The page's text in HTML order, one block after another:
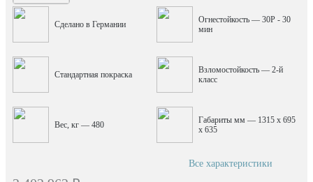
Сделано в Германии
Огнестойкость — 30P - 30
мин
Стандартная покраска
Взломостойкость — 2-й
класс
Вес, кг — 480
Габариты мм — 1315 x 695
x 635
Все характеристики